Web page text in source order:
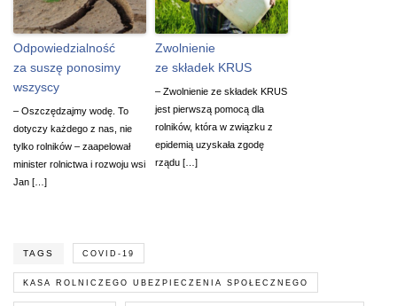
Odpowiedzialność
za suszę ponosimy
wszyscy
– Oszczędzajmy wodę. To
dotyczy każdego z nas, nie
tylko rolników – zaapelował
minister rolnictwa i rozwoju wsi
Jan […]
Zwolnienie
ze składek KRUS
– Zwolnienie ze składek KRUS
jest pierwszą pomocą dla
rolników, która w związku z
epidemią uzyskała zgodę
rządu […]
TAGS COVID-19
KASA ROLNICZEGO UBEZPIECZENIA SPOŁECZNEGO